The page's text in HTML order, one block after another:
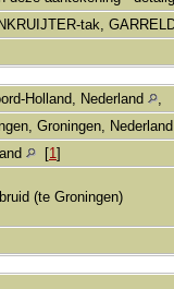
tak,
Holland, Nederland
Groningen, Nederland
[1]
(te Groningen)